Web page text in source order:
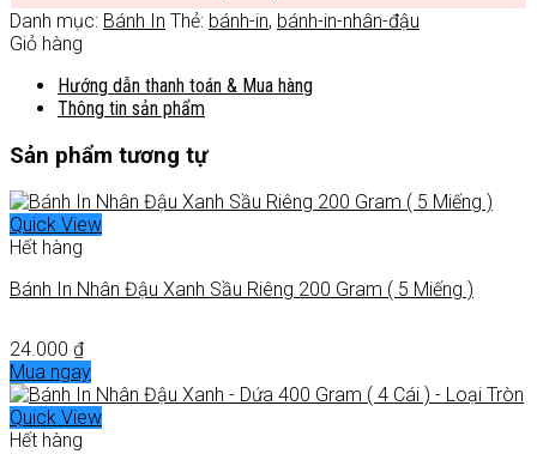
Danh mục: Bánh In Thẻ: bánh-in, bánh-in-nhân-đậu
Giỏ hàng
Hướng dẫn thanh toán & Mua hàng
Thông tin sản phẩm
Sản phẩm tương tự
Quick View
Hết hàng
Bánh In Nhân Đậu Xanh Sầu Riêng 200 Gram ( 5 Miếng )
24.000 ₫
Mua ngay
Quick View
Hết hàng